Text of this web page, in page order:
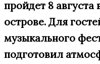
пройдет 8
острове. Для
музыкального
подготовил